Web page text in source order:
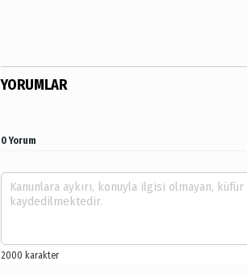
YORUMLAR
0 Yorum